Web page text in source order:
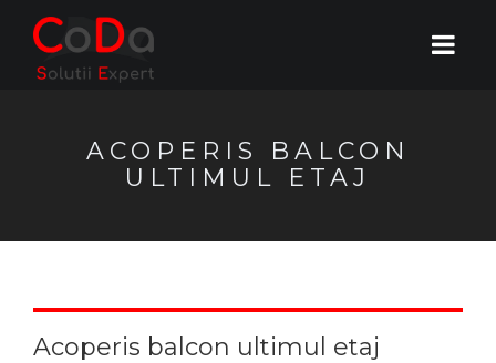
ACOPERIS BALCON
ULTIMUL ETAJ
Acoperis balcon ultimul etaj